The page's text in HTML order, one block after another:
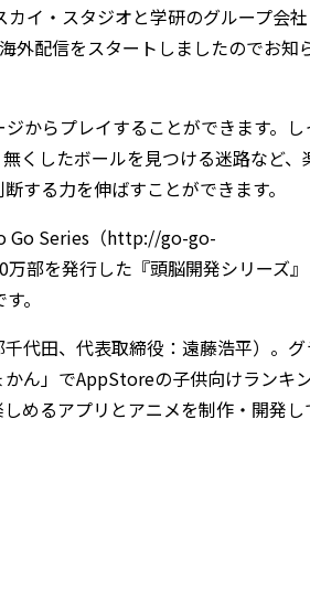
イ・スタジオと学研のグループ会社
外配信をスタートしましたのでお知
からプレイすることができます。し
くしたボールを見つける迷路など、
する力を伸ばすことができます。
Go Series（http://go-go-
部を発行した『頭脳開発シリーズ』
。
代田、代表取締役：遠藤浩平）。グ
ん」でAppStoreの子供向けランキ
めるアプリとアニメを制作・開発し